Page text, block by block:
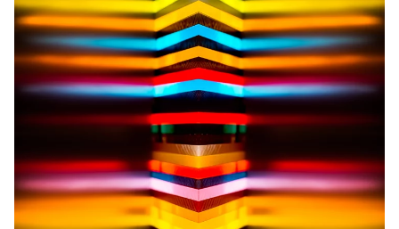
Använd
filter